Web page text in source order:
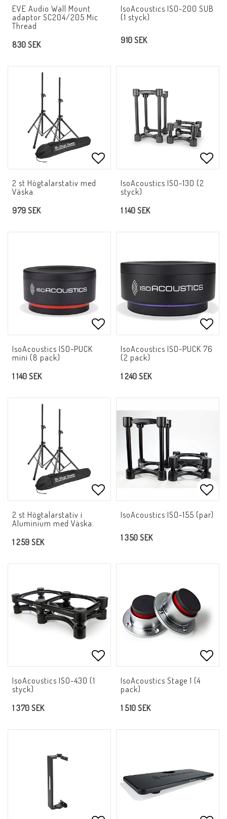
Lägg till i favoritlistan
EVE Audio Wall Mount
adaptor SC204/205 Mic
Thread
830 SEK
IsoAcoustics ISO-200 SUB
(1 styck)
910 SEK
Lägg till i favoritlistan
2 st Högtalarstativ med
Väska.
979 SEK
IsoAcoustics ISO-130 (2
styck)
1 140 SEK
Lägg till i favoritlistan
IsoAcoustics ISO-PUCK
mini (8 pack)
1 140 SEK
IsoAcoustics ISO-PUCK 76
(2 pack)
1 240 SEK
Lägg till i favoritlistan
2 st Högtalarstativ i
Aluminium med Väska.
1 259 SEK
IsoAcoustics ISO-155 (par)
1 350 SEK
Lägg till i favoritlistan
IsoAcoustics ISO-430 (1
styck)
1 370 SEK
IsoAcoustics Stage 1 (4
pack)
1 510 SEK